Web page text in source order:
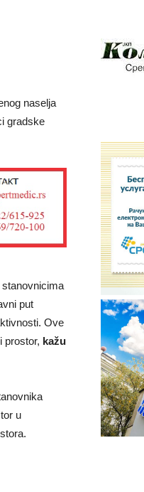
naselja
gradske
put
Ove
prostor, kažu
u